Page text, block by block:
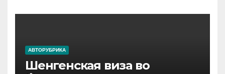
АВТОРУБРИКА
Шенгенская виза во